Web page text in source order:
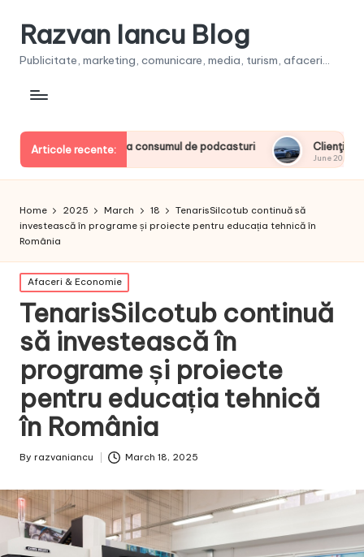
Razvan Iancu Blog
Publicitate, marketing, comunicare, media, turism, afaceri...
Articole recente:
europeni la consumul de podcasturi Clienţii își vor putea
June 20, 2026
Home 2025 March 18
TenarisSilcotub continuă să
investească în programe și proiecte pentru educația tehnică în
România
Posted
in
Afaceri & Economie
TenarisSilcotub continuă
să investească în
programe și proiecte
pentru educația tehnică
în România
Posted
By razvaniancu March 18, 2025